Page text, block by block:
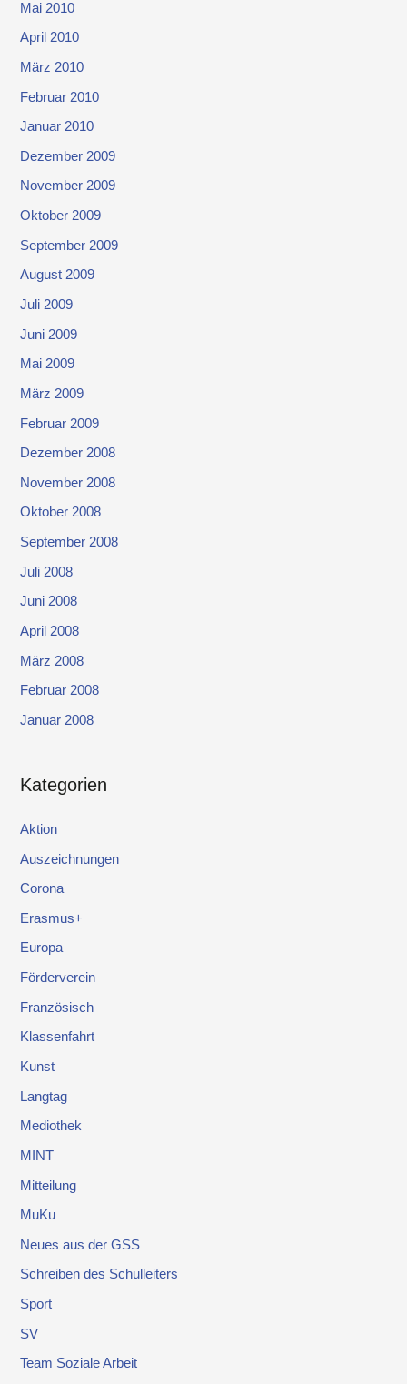
Mai 2010
April 2010
März 2010
Februar 2010
Januar 2010
Dezember 2009
November 2009
Oktober 2009
September 2009
August 2009
Juli 2009
Juni 2009
Mai 2009
März 2009
Februar 2009
Dezember 2008
November 2008
Oktober 2008
September 2008
Juli 2008
Juni 2008
April 2008
März 2008
Februar 2008
Januar 2008
Kategorien
Aktion
Auszeichnungen
Corona
Erasmus+
Europa
Förderverein
Französisch
Klassenfahrt
Kunst
Langtag
Mediothek
MINT
Mitteilung
MuKu
Neues aus der GSS
Schreiben des Schulleiters
Sport
SV
Team Soziale Arbeit